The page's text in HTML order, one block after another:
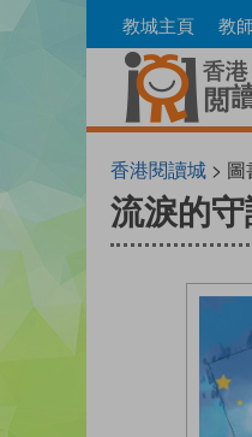
to
教城主頁 教師
香港閱讀城 > 圖
流淚的守